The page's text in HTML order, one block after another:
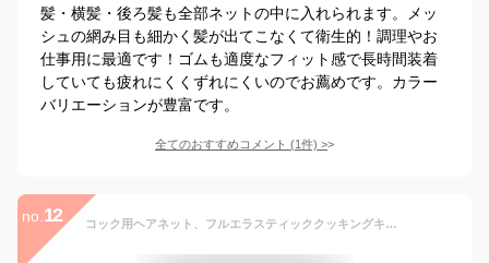
髪・横髪・後ろ髪も全部ネットの中に入れられます。メッ
シュの網み目も細かく髪が出てこなくて衛生的！調理やお
仕事用に最適です！ゴムも適度なフィット感で長時間装着
していても疲れにくくずれにくいのでお薦めです。カラー
バリエーションが豊富です。
全てのおすすめコメント (1件) >
no. 12 コック用ヘアネット、フルエラスティッククッキングキャップ、 しやすい伸縮性のある帽子 、料理用ヘアネット、ヘア ネット フード サービス、クッキング用ヘアネット、快適で耐久性があり、キッチンヘアネット、研究所、工場生産、病院、食品サービスラインでの作業用ヘアネットを使用できます